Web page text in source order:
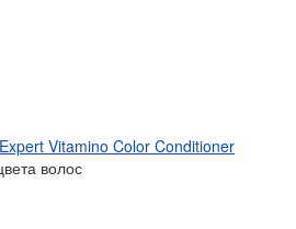
Vitamino Color Conditioner
волос